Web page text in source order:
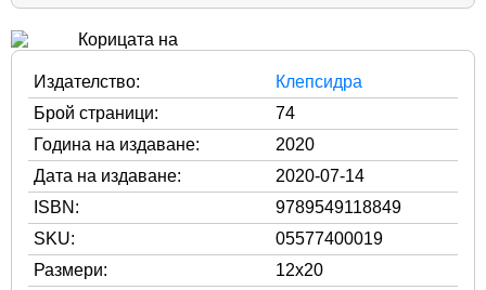
Издателство:
Клепсидра
Брой страници:
74
Година на издаване:
2020
Дата на издаване:
2020-07-14
ISBN:
9789549118849
SKU:
05577400019
Размери:
12x20